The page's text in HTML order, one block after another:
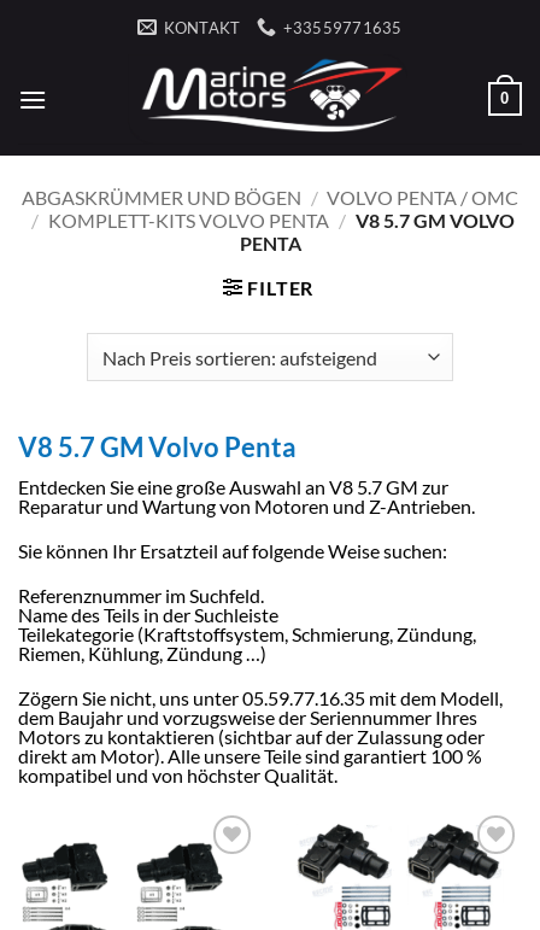
KONTAKT +33559771635
0
ABGASKRÜMMER UND BÖGEN / VOLVO PENTA / OMC
/ KOMPLETT-KITS VOLVO PENTA / V8 5.7 GM VOLVO
PENTA
FILTER
V8 5.7 GM Volvo Penta
Entdecken Sie eine große Auswahl an V8 5.7 GM zur
Reparatur und Wartung von Motoren und Z-Antrieben.
Sie können Ihr Ersatzteil auf folgende Weise suchen:
Referenznummer im Suchfeld.
Name des Teils in der Suchleiste
Teilekategorie (Kraftstoffsystem, Schmierung, Zündung,
Riemen, Kühlung, Zündung …)
Zögern Sie nicht, uns unter 05.59.77.16.35 mit dem Modell,
dem Baujahr und vorzugsweise der Seriennummer Ihres
Motors zu kontaktieren (sichtbar auf der Zulassung oder
direkt am Motor). Alle unsere Teile sind garantiert 100 %
kompatibel und von höchster Qualität.
AJOUTER
À LA
LISTE
AJOUTER
À LA
LISTE